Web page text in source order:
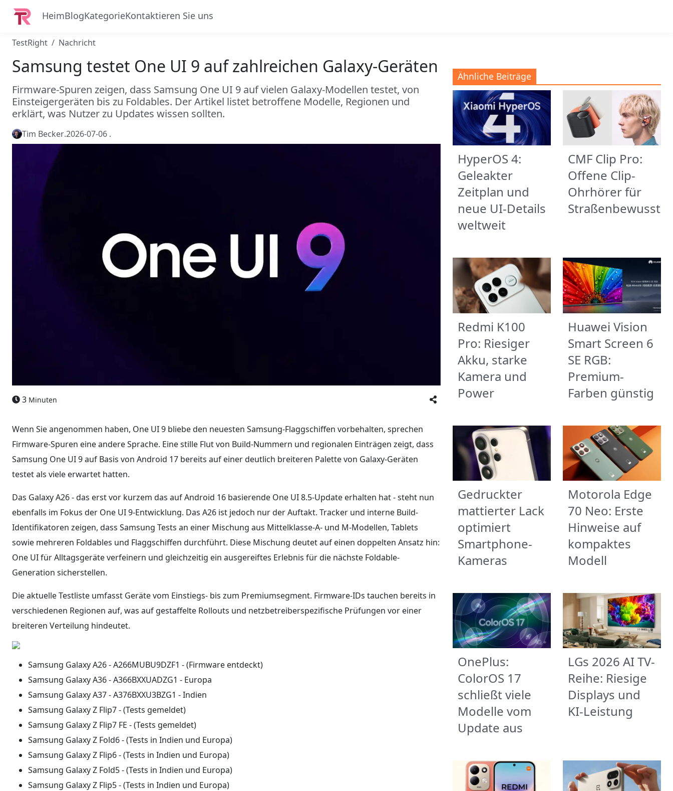
HeimBlogKategorieKontaktieren Sie uns
TestRight Nachricht
Samsung testet One UI 9 auf zahlreichen Galaxy-Geräten
Firmware-Spuren zeigen, dass Samsung One UI 9 auf vielen Galaxy-Modellen testet, von
Einsteigergeräten bis zu Foldables. Der Artikel listet betroffene Modelle, Regionen und
erklärt, was Nutzer zu Updates wissen sollten.
Tim Becker.2026-07-06 .
3 Minuten
Wenn Sie angenommen haben, One UI 9 bliebe den neuesten Samsung-Flaggschiffen vorbehalten, sprechen
Firmware-Spuren eine andere Sprache. Eine stille Flut von Build-Nummern und regionalen Einträgen zeigt, dass
Samsung One UI 9 auf Basis von Android 17 bereits auf einer deutlich breiteren Palette von Galaxy-Geräten
testet als viele erwartet hatten.
Das Galaxy A26 - das erst vor kurzem das auf Android 16 basierende One UI 8.5-Update erhalten hat - steht nun
ebenfalls im Fokus der One UI 9-Entwicklung. Das A26 ist jedoch nur der Auftakt. Tracker und interne Build-
Identifikatoren zeigen, dass Samsung Tests an einer Mischung aus Mittelklasse-A- und M-Modellen, Tablets
sowie mehreren Foldables und Flaggschiffen durchführt. Diese Mischung deutet auf einen doppelten Ansatz hin:
One UI für Alltagsgeräte verfeinern und gleichzeitig ein ausgereiftes Erlebnis für die nächste Foldable-
Generation sicherstellen.
Die aktuelle Testliste umfasst Geräte vom Einstiegs- bis zum Premiumsegment. Firmware-IDs tauchen bereits in
verschiedenen Regionen auf, was auf gestaffelte Rollouts und netzbetreiberspezifische Prüfungen vor einer
breiteren Verteilung hindeutet.
Samsung Galaxy A26 - A266MUBU9DZF1 - (Firmware entdeckt)
Samsung Galaxy A36 - A366BXXUADZG1 - Europa
Samsung Galaxy A37 - A376BXXU3BZG1 - Indien
Samsung Galaxy Z Flip7 - (Tests gemeldet)
Samsung Galaxy Z Flip7 FE - (Tests gemeldet)
Samsung Galaxy Z Fold6 - (Tests in Indien und Europa)
Samsung Galaxy Z Flip6 - (Tests in Indien und Europa)
Samsung Galaxy Z Fold5 - (Tests in Indien und Europa)
Samsung Galaxy Z Flip5 - (Tests in Indien und Europa)
Ähnliche Beiträge
HyperOS 4:
Geleakter
Zeitplan und
neue UI-Details
weltweit
CMF Clip Pro:
Offene Clip-
Ohrhörer für
Redmi K100
Pro: Riesiger
Akku, starke
Kamera und
Power
Huawei Vision
Smart Screen 6
SE RGB:
Premium-
Farben günstig
Gedruckter
mattierter Lack
optimiert
Smartphone-
Kameras
Motorola Edge
70 Neo: Erste
Hinweise auf
kompaktes
Modell
OnePlus:
ColorOS 17
schließt viele
Modelle vom
Update aus
LGs 2026 AI TV-
Reihe: Riesige
Displays und
KI-Leistung